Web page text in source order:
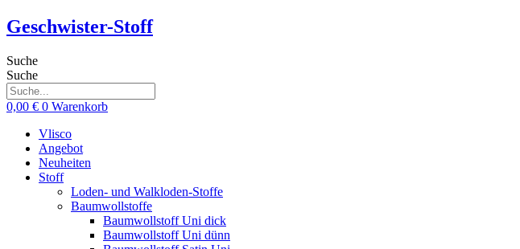
Zum
Inhalt
Geschwister-Stoff
Suche
Suche
0,00 € 0 Warenkorb
Vlisco
Angebot
Neuheiten
Stoff
Loden- und Walkloden-Stoffe
Baumwollstoffe
Baumwollstoff Uni dick
Baumwollstoff Uni dünn